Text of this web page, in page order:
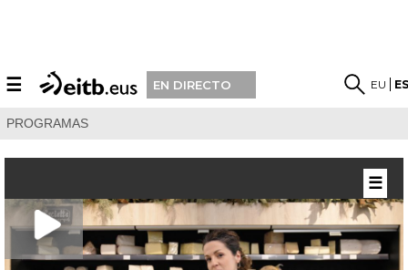
☰ EN DIRECTO EU
PROGRAMAS
☰